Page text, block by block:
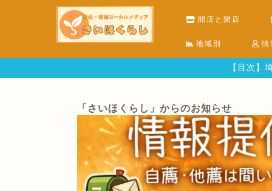
開店と閉店
地域別 情
【目次】
「さいほくらし」からのお知らせ